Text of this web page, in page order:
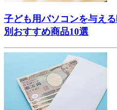
子ども用パソコンを与え
別おすすめ商品10選